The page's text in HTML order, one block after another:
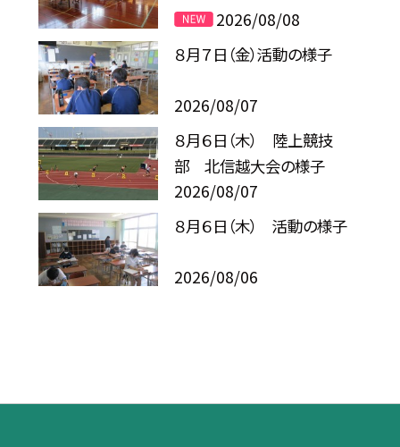
2026/08/08
８月７日（金）活動の様子
2026/08/07
８月６日（木） 陸上競技
部 北信越大会の様子
2026/08/07
８月６日（木） 活動の様子
2026/08/06